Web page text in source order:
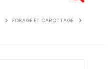
FORAGE ET CAROTTAGE